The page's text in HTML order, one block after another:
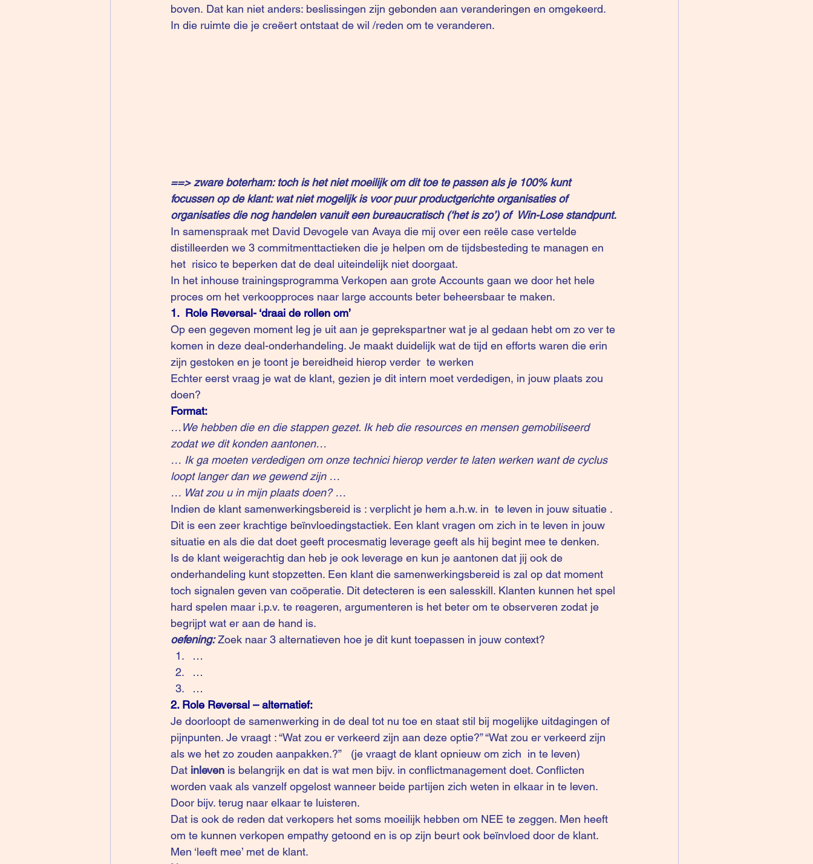
boven. Dat kan niet anders: beslissingen zijn gebonden aan veranderingen en omgekeerd.
In die ruimte die je creëert ontstaat de wil /reden om te veranderen.
==> zware boterham: toch is het niet moeilijk om dit toe te passen als je 100% kunt
focussen op de klant: wat niet mogelijk is voor puur productgerichte organisaties of
organisaties die nog handelen vanuit een bureaucratisch (‘het is zo’) of  Win-Lose standpunt.
In samenspraak met David Devogele van Avaya die mij over een reële case vertelde
distilleerden we 3 commitmenttactieken die je helpen om de tijdsbesteding te managen en
het  risico te beperken dat de deal uiteindelijk niet doorgaat.
In het inhouse trainingsprogramma Verkopen aan grote Accounts gaan we door het hele
proces om het verkoopproces naar large accounts beter beheersbaar te maken.
1.  Role Reversal- ‘draai de rollen om’
Op een gegeven moment leg je uit aan je geprekspartner wat je al gedaan hebt om zo ver te
komen in deze deal-onderhandeling. Je maakt duidelijk wat de tijd en efforts waren die erin
zijn gestoken en je toont je bereidheid hierop verder  te werken
Echter eerst vraag je wat de klant, gezien je dit intern moet verdedigen, in jouw plaats zou
doen?
Format:
…We hebben die en die stappen gezet. Ik heb die resources en mensen gemobiliseerd
zodat we dit konden aantonen…
… Ik ga moeten verdedigen om onze technici hierop verder te laten werken want de cyclus
loopt langer dan we gewend zijn …
… Wat zou u in mijn plaats doen? …
Indien de klant samenwerkingsbereid is : verplicht je hem a.h.w. in  te leven in jouw situatie .
Dit is een zeer krachtige beïnvloedingstactiek. Een klant vragen om zich in te leven in jouw
situatie en als die dat doet geeft procesmatig leverage geeft als hij begint mee te denken.
Is de klant weigerachtig dan heb je ook leverage en kun je aantonen dat jij ook de
onderhandeling kunt stopzetten. Een klant die samenwerkingsbereid is zal op dat moment
toch signalen geven van coöperatie. Dit detecteren is een salesskill. Klanten kunnen het spel
hard spelen maar i.p.v. te reageren, argumenteren is het beter om te observeren zodat je
begrijpt wat er aan de hand is.
oefening: Zoek naar 3 alternatieven hoe je dit kunt toepassen in jouw context?
…
…
…
2. Role Reversal – alternatief:
Je doorloopt de samenwerking in de deal tot nu toe en staat stil bij mogelijke uitdagingen of
pijnpunten. Je vraagt : “Wat zou er verkeerd zijn aan deze optie?” “Wat zou er verkeerd zijn
als we het zo zouden aanpakken.?”   (je vraagt de klant opnieuw om zich  in te leven)
Dat inleven is belangrijk en dat is wat men bijv. in conflictmanagement doet. Conflicten
worden vaak als vanzelf opgelost wanneer beide partijen zich weten in elkaar in te leven.
Door bijv. terug naar elkaar te luisteren.
Dat is ook de reden dat verkopers het soms moeilijk hebben om NEE te zeggen. Men heeft
om te kunnen verkopen empathy getoond en is op zijn beurt ook beïnvloed door de klant.
Men ‘leeft mee’ met de klant.